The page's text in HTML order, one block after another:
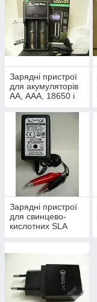
Зарядні пристрої
для акумуляторів
АА, ААА, 18650 і
Зарядні пристрої
для свинцево-
кислотних SLA